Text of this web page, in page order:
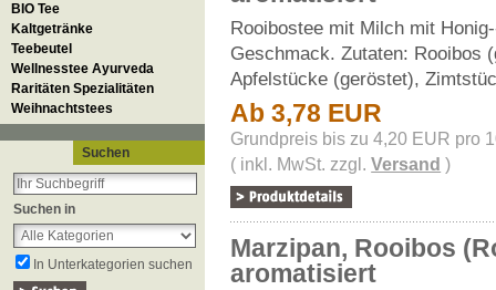
BIO Tee
Kaltgetränke
Teebeutel
Wellnesstee Ayurveda
Raritäten Spezialitäten
Weihnachtstees
Suchen
Suchen in
In Unterkategorien suchen
Rooibostee mit Milch mit
Geschmack. Zutaten: Rooibos
Apfelstücke (geröstet),
Ab 3,78 EUR
Grundpreis bis zu 4,20 EUR pro
( inkl. MwSt. zzgl.Versand )
Marzipan, Rooibos
aromatisiert